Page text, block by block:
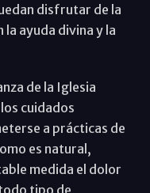
disfrutar de la
la ayuda divina y la
de la Iglesia
cuidados
a prácticas de
es natural,
medida el dolor
tipo de